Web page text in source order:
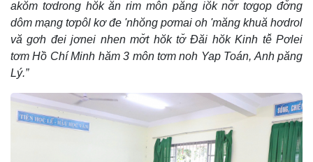
akŏm tơdrong hŏk ăn rim môn păng iŏk nơ̆r tơgop đơ̆ng
dôm mạng tơpôl kơ đe 'nhŏng pơmai oh 'măng khuă hơdrol
vă gơh đei jơnei nhen mơ̆t hŏk tơ̆ Đăi hŏk Kinh tê̆ Pơlei
tơm Hồ Chí Minh hăm 3 môn tơm noh Yap Toán, Anh păng
Lý.”